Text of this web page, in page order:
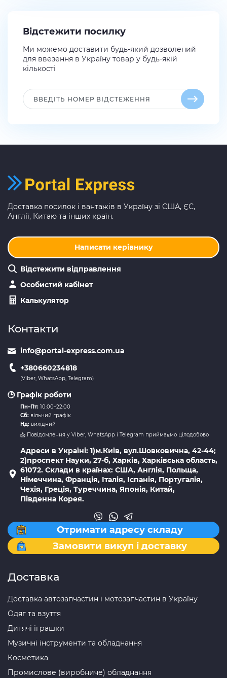
Відстежити посилку
Ми можемо доставити будь-який дозволений
для ввезення в Україну товар у будь-якій
кількості
Доставка посилок і вантажів в Україну зі США, ЄС,
Англії, Китаю та інших країн.
Написати керівнику
Відстежити відправлення
Особистий кабінет
Калькулятор
Контакти
info@portal-express.com.ua
+380660234818
(Viber, WhatsApp, Telegram)
🕒 Графік роботи
Пн–Пт: 10:00–22:00
Сб: вільний графік
Нд: вихідний
📩 Повідомлення у Viber, WhatsApp і Telegram приймаємо цілодобово
Адреси в Україні: 1)м.Київ, вул.Шовковична, 42-44;
2)проспект Науки, 27-б, Харків, Харківська область,
61072. Склади в країнах: США, Англія, Польща,
Німеччина, Франція, Італія, Іспанія, Португалія,
Чехія, Греція, Туреччина, Японія, Китай,
Південна Корея.
Отримати адресу складу
Замовити викуп і доставку
Доставка
Доставка автозапчастин і мотозапчастин в Україну
Одяг та взуття
Дитячі іграшки
Музичні інструменти та обладнання
Косметика
Промислове (виробниче) обладнання